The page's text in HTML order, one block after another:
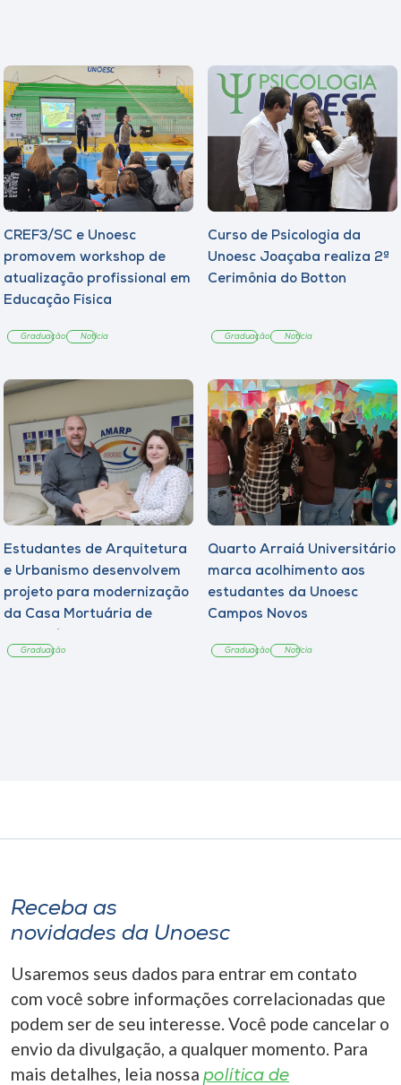
CREF3/SC e Unoesc
promovem workshop de
atualização profissional em
Educação Física
Graduação Notícia
Curso de Psicologia da
Unoesc Joaçaba realiza 2ª
Cerimônia do Botton
Graduação Notícia
Estudantes de Arquitetura
e Urbanismo desenvolvem
projeto para modernização
da Casa Mortuária de
Graduação
Quarto Arraiá Universitário
marca acolhimento aos
estudantes da Unoesc
Campos Novos
Graduação Notícia
Receba as
novidades da Unoesc
Usaremos seus dados para entrar em contato
com você sobre informações correlacionadas que
podem ser de seu interesse. Você pode cancelar o
envio da divulgação, a qualquer momento. Para
mais detalhes, leia nossa política de